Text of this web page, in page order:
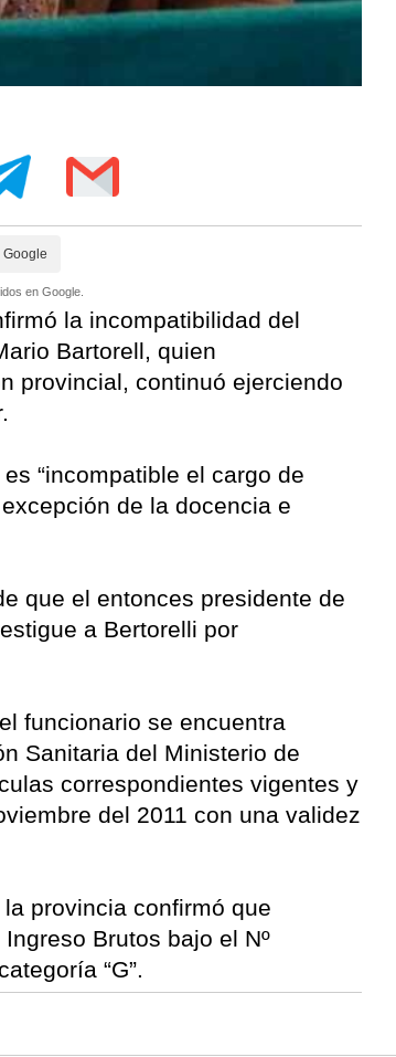
en Google.
la incompatibilidad del
Bartorell, quien
provincial, continuó ejerciendo
“incompatible el cargo de
de la docencia e
que el entonces presidente de
a Bertorelli por
funcionario se encuentra
Sanitaria del Ministerio de
correspondientes vigentes y
del 2011 con una validez
provincia confirmó que
Brutos bajo el Nº
“G”.